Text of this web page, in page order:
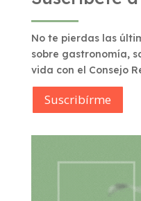
No te pierdas las
sobre gastronomía,
vida con el Consejo
Suscribírme